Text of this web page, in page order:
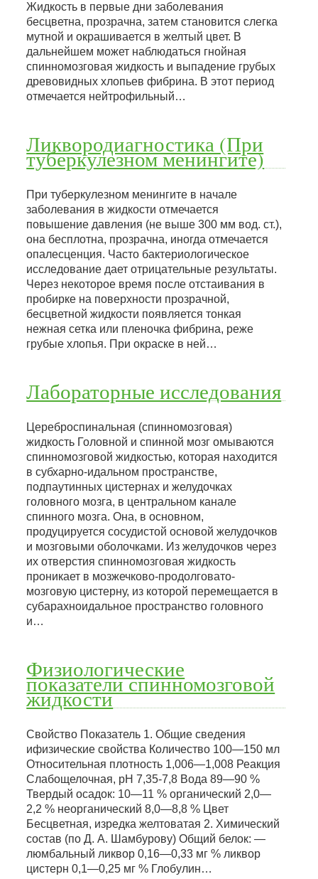
Жидкость в первые дни заболевания
бесцветна, прозрачна, затем становится слегка
мутной и окрашивается в желтый цвет. В
дальнейшем может наблюдаться гнойная
спинномозговая жидкость и выпадение грубых
древовидных хлопьев фибрина. В этот период
отмечается нейтрофильный…
Ликвородиагностика (При
туберкулезном менингите)
При туберкулезном менингите в начале
заболевания в жидкости отмечается
повышение давления (не выше 300 мм вод. ст.),
она бесплотна, прозрачна, иногда отмечается
опалесценция. Часто бактериологическое
исследование дает отрицательные результаты.
Через некоторое время после отстаивания в
пробирке на поверхности прозрачной,
бесцветной жидкости появляется тонкая
нежная сетка или пленочка фибрина, реже
грубые хлопья. При окраске в ней…
Лабораторные исследования
Цереброспинальная (спинномозговая)
жидкость Головной и спинной мозг омываются
спинномозговой жидкостью, которая находится
в субхарно-идальном пространстве,
подпаутинных цистернах и желудочках
головного мозга, в центральном канале
спинного мозга. Она, в основном,
продуцируется сосудистой основой желудочков
и мозговыми оболочками. Из желудочков через
их отверстия спинномозговая жидкость
проникает в мозжечково-продолговато-
мозговую цистерну, из которой перемещается в
субарахноидальное пространство головного
и…
Физиологические
показатели спинномозговой
жидкости
Свойство Показатель 1. Общие сведения
ифизические свойства Количество 100—150 мл
Относительная плотность 1,006—1,008 Реакция
Слабощелочная, рН 7,35-7,8 Вода 89—90 %
Твердый осадок: 10—11 % органический 2,0—
2,2 % неорганический 8,0—8,8 % Цвет
Бесцветная, изредка желтоватая 2. Химический
состав (по Д. А. Шамбурову) Общий белок: —
люмбальный ликвор 0,16—0,33 мг % ликвор
цистерн 0,1—0,25 мг % Глобулин…